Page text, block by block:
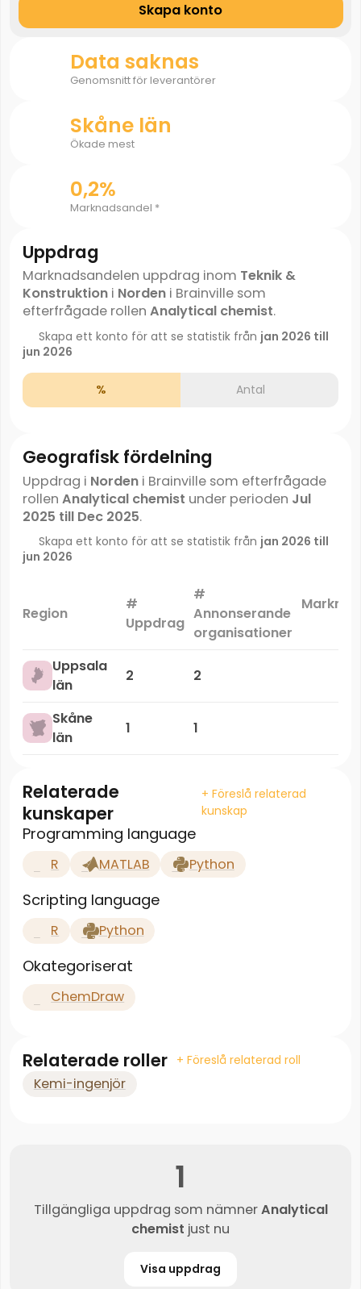
Skapa konto
Data saknas
Genomsnitt för leverantörer
Skåne län
Ökade mest
0,2%
Marknadsandel *
Uppdrag
Marknadsandelen uppdrag inom Teknik &
Konstruktioni Nordeni Brainville som
efterfrågade rollen Analytical chemist.
Skapa ett konto för att se statistik från jan 2026 till
jun 2026
% Antal
Geografisk fördelning
Uppdrag i Nordeni Brainville som efterfrågade
rollen Analytical chemist under perioden Jul
2025 till Dec 2025.
Skapa ett konto för att se statistik från jan 2026 till
jun 2026
Region
#
Uppdrag
#
Annonserande
organisationer
Uppsala
län
2 2
Skåne
län
1 1
Relaterade
kunskaper
+ Föreslå relaterad
kunskap
Programming language
R MATLAB Python
Scripting language
R Python
Okategoriserat
ChemDraw
Relaterade roller + Föreslå relaterad roll
Kemi-ingenjör
1
Tillgängliga uppdrag som nämnerAnalytical
chemist just nu
Visa uppdrag